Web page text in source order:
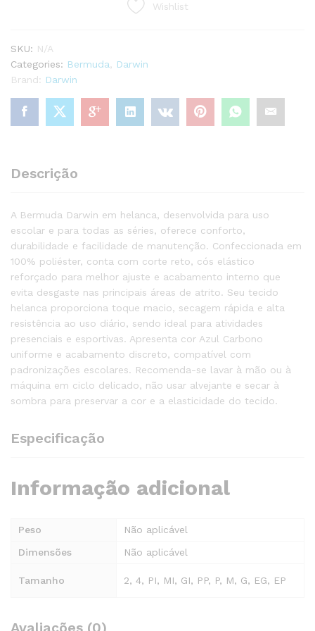
Wishlist
SKU: N/A
Categories: Bermuda
Darwin
Brand: Darwin
Descrição
A Bermuda Darwin em helanca, desenvolvida para uso
escolar e para todas as séries, oferece conforto,
durabilidade e facilidade de manutenção. Confeccionada em
100% poliéster, conta com corte reto, cós elástico
reforçado para melhor ajuste e acabamento interno que
evita desgaste nas principais áreas de atrito. Seu tecido
helanca proporciona toque macio, secagem rápida e alta
resistência ao uso diário, sendo ideal para atividades
presenciais e esportivas. Apresenta cor Azul Carbono
uniforme e acabamento discreto, compatível com
padronizações escolares. Recomenda-se lavar à mão ou à
máquina em ciclo delicado, não usar alvejante e secar à
sombra para preservar a cor e a elasticidade do tecido.
Especificação
Informação adicional
Peso
Não aplicável
Dimensões
Não aplicável
Tamanho 2, 4, PI, MI, GI, PP, P, M, G, EG, EP
Avaliações (0)